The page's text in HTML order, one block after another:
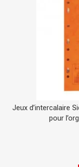
Jeux d’intercalaire
pour